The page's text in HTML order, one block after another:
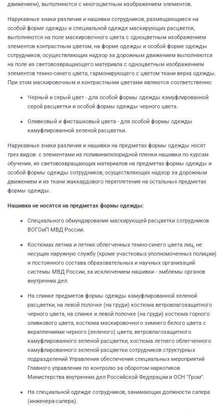
движением), выполняются с многоцветным изображением элементов.
Нарукавные знаки различия и нашивки сотрудников, размещающиеся на
особой форме одежды и специальной одежде маскирующих расцветок,
выполняются на поле маскировочного цвета с одноцветным изображением
элементов контрастным цветом, на форме одежды и особой форме одежды
сотрудников, осуществляющих надзор за дорожным движением выполняются
на поле из световозвращающего материала с одноцветным изображением
элементов темно-синего цвета, гармонирующего с цветом ткани верха одежды.
При этом маскировочным и контрастными цветами являются соответственно:
Черный и серый цвет - для особой формы одежды камуфлированной
серой расцветки и особой формы одежды черного цвета.
Оливковый и фисташковый цвета - для особой формы одежды
камуфлированной зеленой расцветки.
Нарукавные знаки различия и нашивки на предметах формы одежды носят
трех видов: с элементами из поливинилхлоридной пленки нашивки по курсам
обучения, из световозвращающих материалов на предметах формы одежды и
особой формы одежды сотрудников, осуществляющих надзор за дорожным
движением и из ткани жаккардового переплетения на остальных предметах
формы одежды.
Нашивки не носятся на предметах формы одежды:
Специального обмундирования маскирующей расцветки сотрудников
ВОГОиП МВД России.
Костюмах летних и летних облегченных темно-синего цвета лиц, не
несущих наружную службу (кроме участковых уполномоченных полиции)
и постоянного состава образовательных и научных организаций
системы МВД России, за исключением нашивки - эмблемы органов
внутренних дел.
На спинке предметов формы одежды камуфлированной зеленой
расцветки, на левой полочке (на груди) костюма ветровлагозащитного
черного цвета, на спинке и левой полочке (на груди) костюма горного
оливкового цвета, костюма маскировочного зимнего белого цвета с
вкраплениями черного (зеленого) цвета, ветровлагозащитного
камуфлированного зеленой расцветки, костюма летнего облегченного
камуфлированного зеленой расцветки сотрудников структурных
подразделений Управления обеспечения специальных мероприятий
Главного управления по контролю за оборотом наркотиков
Министерства внутренних дел Российской Федерациии ОСН "Гром".
На специальной одежде сотрудников, занимающих должности сапера
(инженера-сапера).